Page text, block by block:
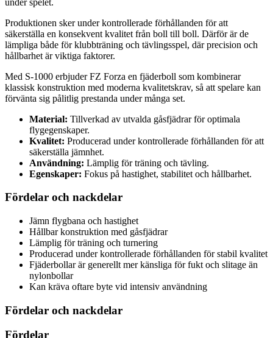
Produktionen sker under kontrollerade förhållanden för att
säkerställa en konsekvent kvalitet från boll till boll. Därför är de
lämpliga både för klubbträning och tävlingsspel, där precision och
hållbarhet är viktiga faktorer.
Med S-1000 erbjuder FZ Forza en fjäderboll som kombinerar
klassisk konstruktion med moderna kvalitetskrav, så att spelare kan
förvänta sig pålitlig prestanda under många set.
Material: Tillverkad av utvalda gåsfjädrar för optimala
flygegenskaper.
Kvalitet: Producerad under kontrollerade förhållanden för att
säkerställa jämnhet.
Användning: Lämplig för träning och tävling.
Egenskaper: Fokus på hastighet, stabilitet och hållbarhet.
Fördelar och nackdelar
Jämn flygbana och hastighet
Hållbar konstruktion med gåsfjädrar
Lämplig för träning och turnering
Producerad under kontrollerade förhållanden för stabil kvalitet
Fjäderbollar är generellt mer känsliga för fukt och slitage än
nylonbollar
Kan kräva oftare byte vid intensiv användning
Fördelar och nackdelar
Fördelar